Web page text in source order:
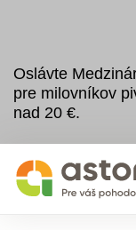
Oslávte
pre milovníkov
nad 20 €.